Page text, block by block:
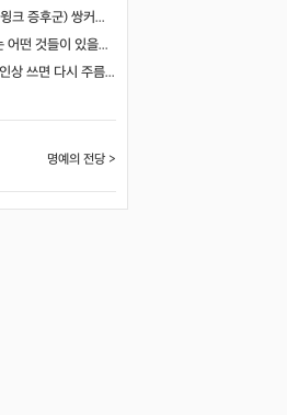
마르쿠스 건 증후군(턱 윙크 증후군) 쌍커풀 수술 가능 여부
하안검 수술 부작용에는 어떤 것들이 있을까요?
이마에 보톡스 맞은 후 인상 쓰면 다시 주름이 생길까요?
명예의 전당 >